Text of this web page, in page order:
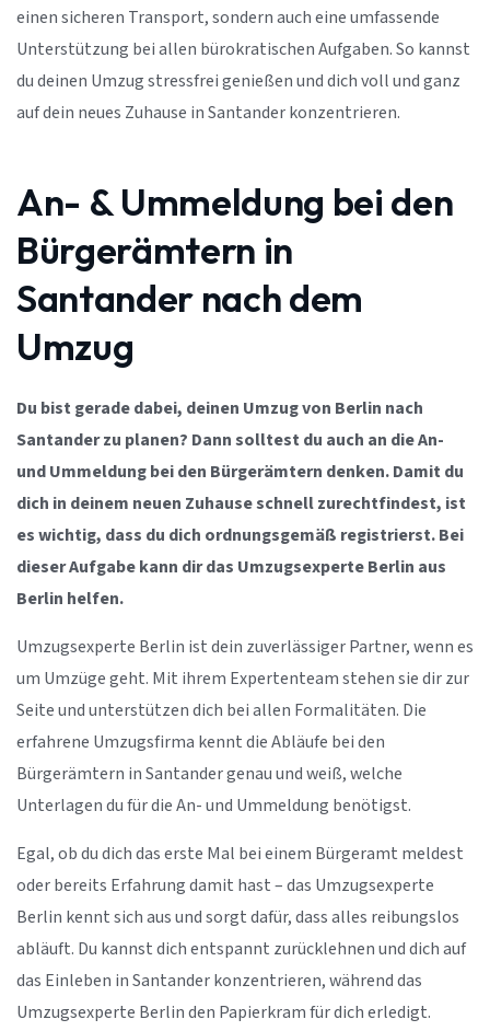
einen sicheren Transport, sondern auch eine umfassende
Unterstützung bei allen bürokratischen Aufgaben. So kannst
du deinen Umzug stressfrei genießen und dich voll und ganz
auf dein neues Zuhause in Santander konzentrieren.
An- & Ummeldung bei den
Bürgerämtern in
Santander nach dem
Umzug
Du bist gerade dabei, deinen Umzug von Berlin nach
Santander zu planen? Dann solltest du auch an die An-
und Ummeldung bei den Bürgerämtern denken. Damit du
dich in deinem neuen Zuhause schnell zurechtfindest, ist
es wichtig, dass du dich ordnungsgemäß registrierst. Bei
dieser Aufgabe kann dir das Umzugsexperte Berlin aus
Berlin helfen.
Umzugsexperte Berlin ist dein zuverlässiger Partner, wenn es
um Umzüge geht. Mit ihrem Expertenteam stehen sie dir zur
Seite und unterstützen dich bei allen Formalitäten. Die
erfahrene Umzugsfirma kennt die Abläufe bei den
Bürgerämtern in Santander genau und weiß, welche
Unterlagen du für die An- und Ummeldung benötigst.
Egal, ob du dich das erste Mal bei einem Bürgeramt meldest
oder bereits Erfahrung damit hast – das Umzugsexperte
Berlin kennt sich aus und sorgt dafür, dass alles reibungslos
abläuft. Du kannst dich entspannt zurücklehnen und dich auf
das Einleben in Santander konzentrieren, während das
Umzugsexperte Berlin den Papierkram für dich erledigt.